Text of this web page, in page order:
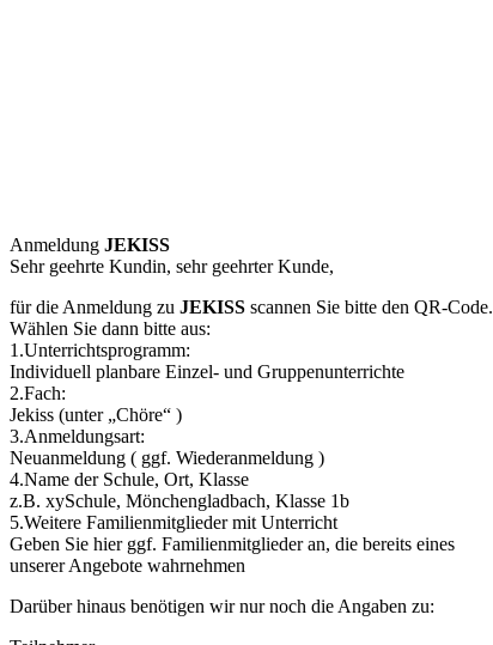
Anmeldung JEKISS
Sehr geehrte Kundin, sehr geehrter Kunde,
für die Anmeldung zu JEKISS scannen Sie bitte den QR-Code.
Wählen Sie dann bitte aus:
1.Unterrichtsprogramm:
Individuell planbare Einzel- und Gruppenunterrichte
2.Fach:
Jekiss (unter „Chöre“ )
3.Anmeldungsart:
Neuanmeldung ( ggf. Wiederanmeldung )
4.Name der Schule, Ort, Klasse
z.B. xySchule, Mönchengladbach, Klasse 1b
5.Weitere Familienmitglieder mit Unterricht
Geben Sie hier ggf. Familienmitglieder an, die bereits eines
unserer Angebote wahrnehmen
Darüber hinaus benötigen wir nur noch die Angaben zu: